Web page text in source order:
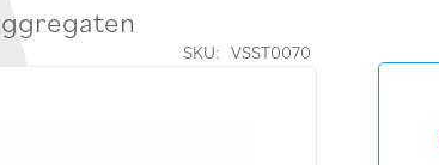
SKU: VSST0070